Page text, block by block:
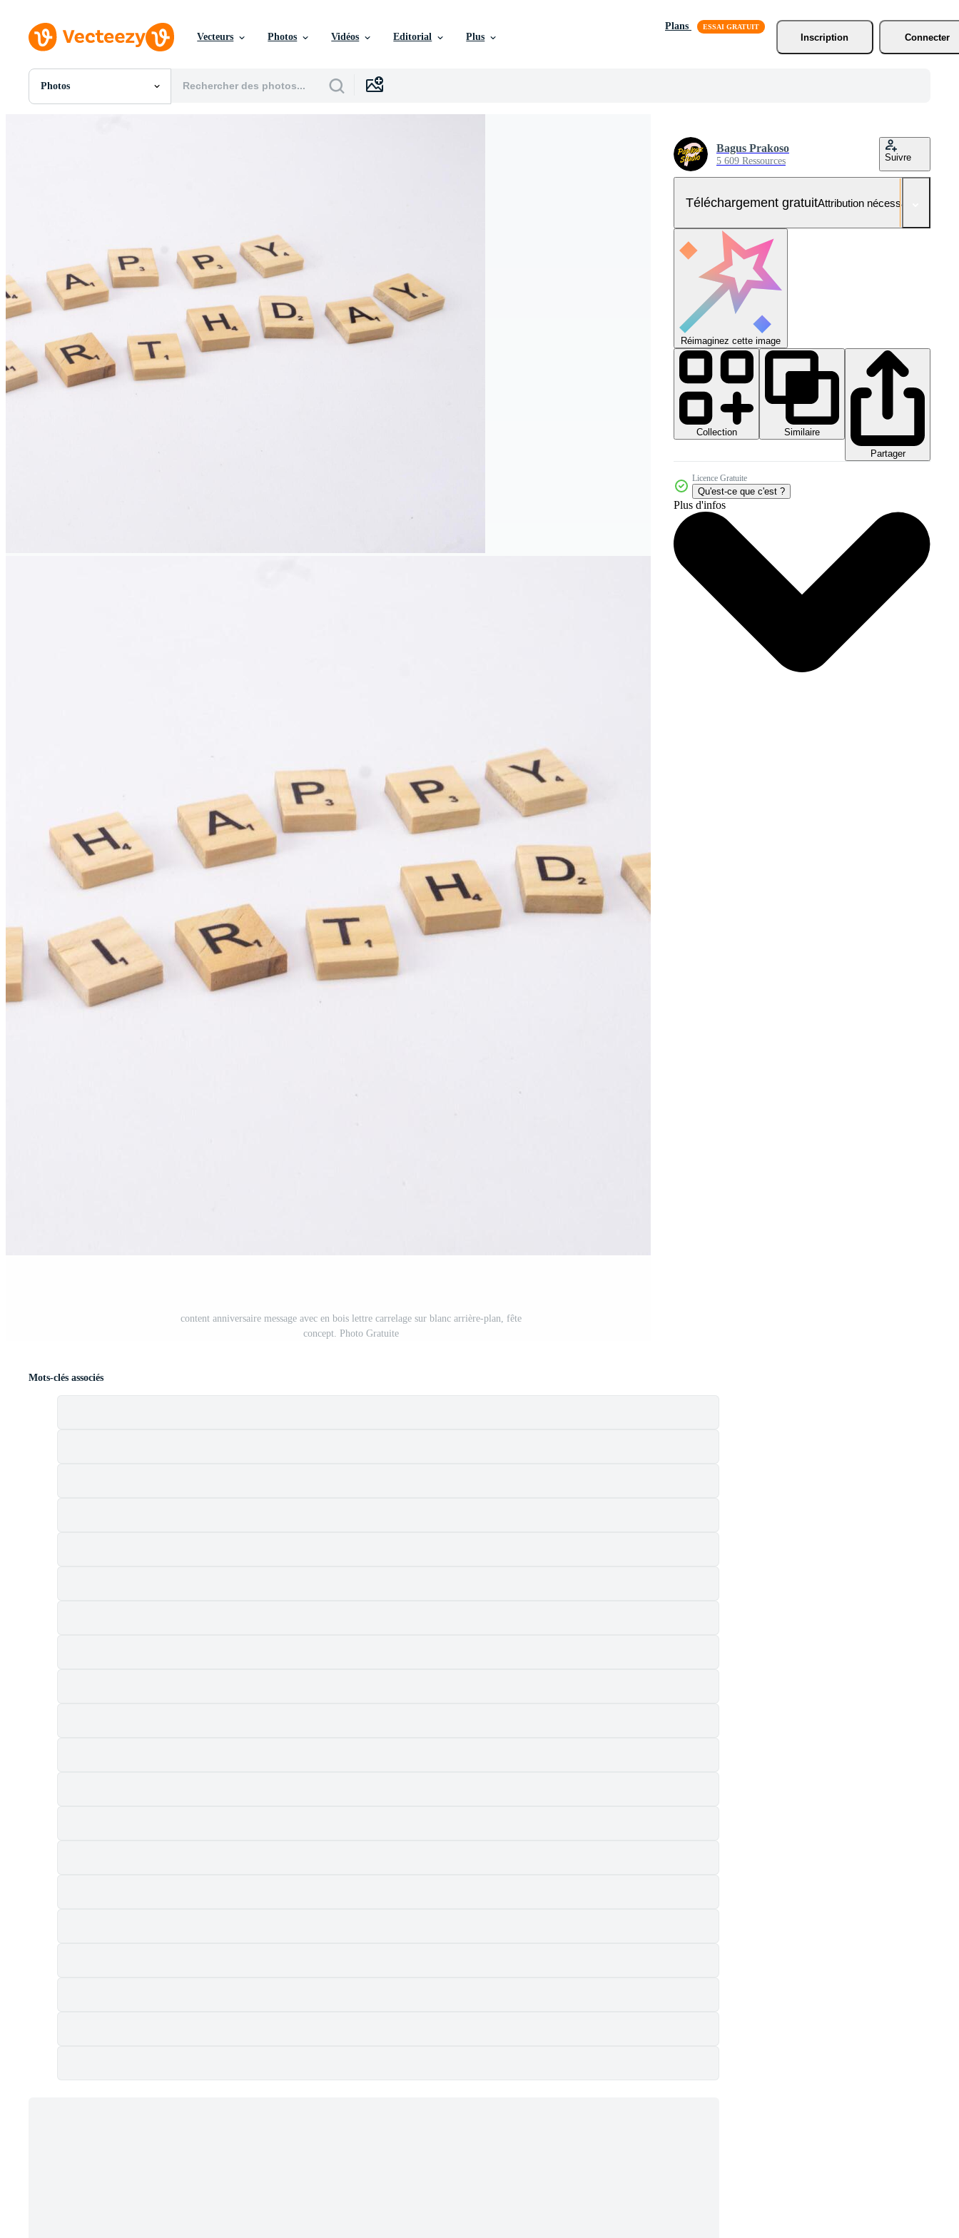
Vecteurs Photos Vidéos Editorial Plus
Plans
Inscription
Connecter
Photos
Toutes Images
Événements Éditoriaux
content anniversaire message avec en bois lettre carrelage sur blanc arrière-plan, fête
concept. Photo Gratuite
Bagus Prakoso
5 609 Ressources Suivre
Téléchargement gratuitAttribution nécessaire
Réimaginez cette image
Collection
Similaire
Partager
Licence Gratuite
Qu'est-ce que c'est ?
Plus d'infos
Mots-clés associés